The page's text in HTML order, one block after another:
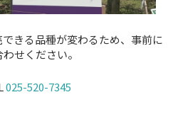
きる品種が変わるため、事前に
せください。
025-520-7345